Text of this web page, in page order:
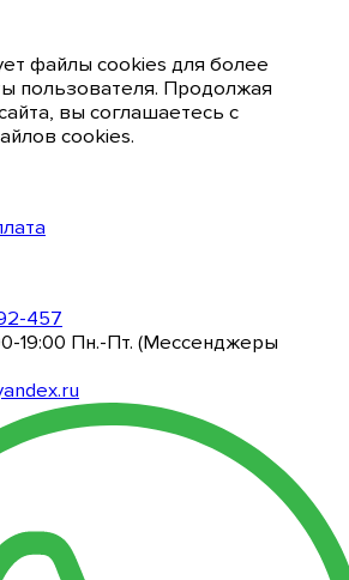
файлы cookies для более
пользователя. Продолжая
вы соглашаетесь с
cookies.
457
19:00 Пн.-Пт. (Мессенджеры